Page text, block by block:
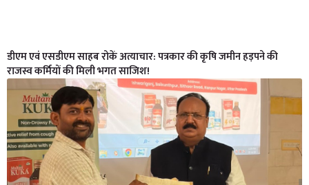
डीएम एवं एसडीएम साहब रोकें अत्याचार: पत्रकार की कृषि जमीन हड़पने की
राजस्व कर्मियों की मिली भगत साजिश!